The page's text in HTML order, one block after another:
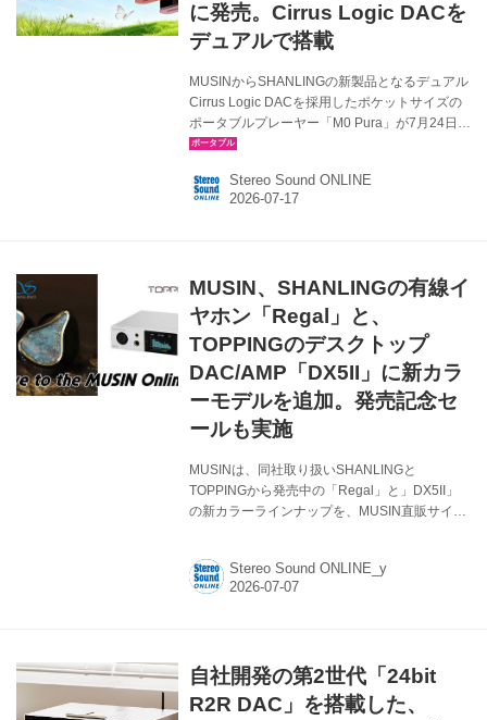
に発売。Cirrus Logic DACを
デュアルで搭載
MUSINからSHANLINGの新製品となるデュアル
Cirrus Logic DACを採用したポケットサイズの
ポータブルプレーヤー「M0 Pura」が7月24日に
発売される。価格は￥23,760（税込）。 M0
モデルで、DACチップを「CS43131」デュアル
構成へとアップグレードしたDAPとなる。M0
ブルが必要）。 M0シリーズの流れをくむウル
トラコンパクトなデザインで、手軽に持ち運ぶ
ことができる...
Stereo Sound ONLINE
MUSIN、SHANLINGの有線イ
ヤホン「Regal」と、
TOPPINGのデスクトップ
DAC/AMP「DX5II」に新カラ
ーモデルを追加。発売記念セ
ールも実施
MUSINは、同社取り扱いSHANLINGと
TOPPINGから発売中の「Regal」と」DX5II」
の新カラーラインナップを、MUSIN直販サイト
ブリッドイヤホンRegalの数量限定カラーモデ
ル「Shining Blue」と、TOPPINGのデスクトッ
実施する。 ●SHANLING「Regal／Shining
Blue」 Regalは、低域、中域、高域のトライ
Stereo Sound ONLINE_y
自社開発の第2世代「24bit
R2R DAC」を搭載した、